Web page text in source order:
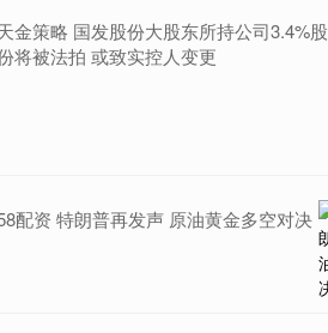
金策略 国发股份大股东所持公司3.4%股
将被法拍 或致实控人变更
配资 特朗普再发声 原油黄金多空对决